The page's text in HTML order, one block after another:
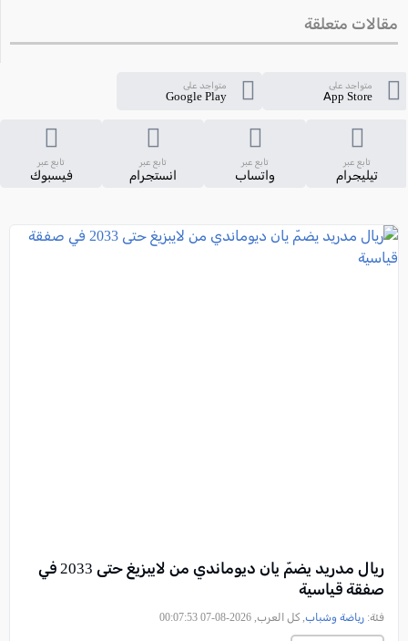
مقالات متعلقة
متواجد على
App Store
متواجد على
Google Play
تابع عبر
تيليجرام
تابع عبر
واتساب
تابع عبر
انستجرام
تابع عبر
فيسبوك
ريال مدريد يضمّ يان ديوماندي من لايبزيغ حتى 2033 في
صفقة قياسية
فئة: رياضة وشباب, كل العرب, 2026-08-07 00:07:53